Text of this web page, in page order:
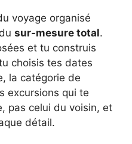
voyage organisé
sur-mesure total.
et tu construis
choisis tes dates
la catégorie de
excursions qui te
pas celui du voisin, et
détail.